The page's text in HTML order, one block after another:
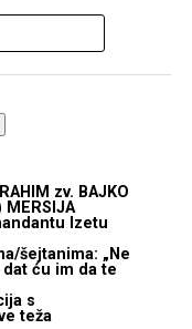
zv. BAJKO
Izetu
šejtanima: „Ne
ću im da te
s
teža